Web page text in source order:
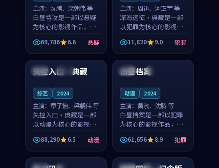
主演： 沈腾、梁朝伟 等
白昼特攻是一部以悬疑
为核心的影视作品，围
绕危机、反转与人物成
长展开，整体节奏紧
凑，值得推荐观看。
69,786 6.6 悬疑
主演： 周迅、河正宇 等
深海远征·典藏是一部
以犯罪为核心的影视作
品，围绕危机、反转与
人物成长展开，整体节
奏紧凑，值得推荐观
看。
11,820 9.0 犯罪
日本 热播
失控入口·典藏
综艺 2024
主演： 章子怡、梁朝伟 等
失控入口·典藏是一部
以动漫为核心的影视作
品，围绕危机、反转与
人物成长展开，整体节
奏紧凑，值得推荐观
看。
88,290 6.5 动漫
中国 4K
白昼档案
动漫 2024
主演： 黄渤、沈腾 等
白昼档案是一部以犯罪
为核心的影视作品，围
绕危机、反转与人物成
长展开，整体节奏紧
凑，值得推荐观看。
61,656 8.9 犯罪